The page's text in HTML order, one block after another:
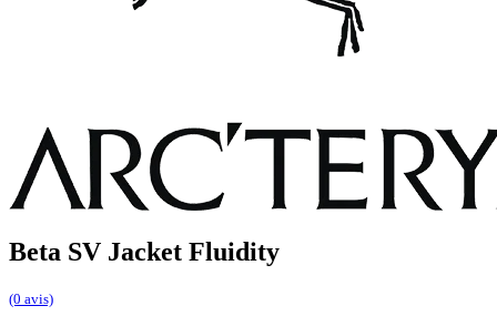
Beta SV Jacket Fluidity
(0 avis)